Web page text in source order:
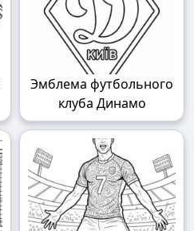
Эмблема футбольного
клуба Динамо